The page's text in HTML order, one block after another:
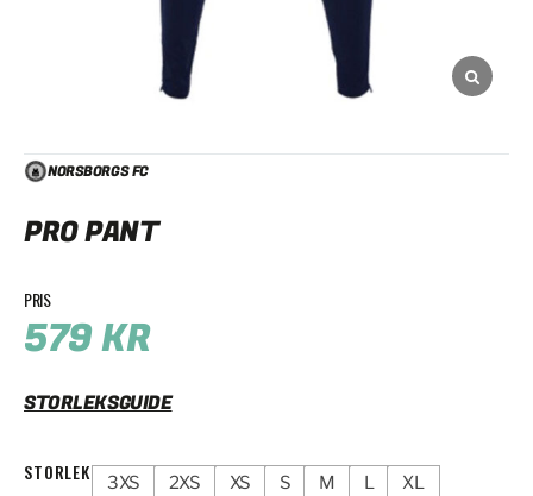
NORSBORGS FC
PRO PANT
579KR
STORLEKSGUIDE
STORLEK 3XS 2XS XS S M L
XL